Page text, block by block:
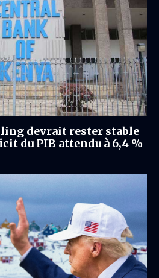
devrait rester stable
du PIB attendu à 6,4 %